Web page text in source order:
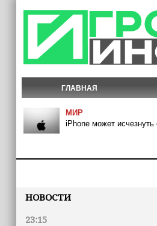
ГЛАВНАЯ
МИР
iPhone может исчезнуть
НОВОСТИ
23:15